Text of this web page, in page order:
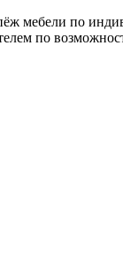
мебели по
по